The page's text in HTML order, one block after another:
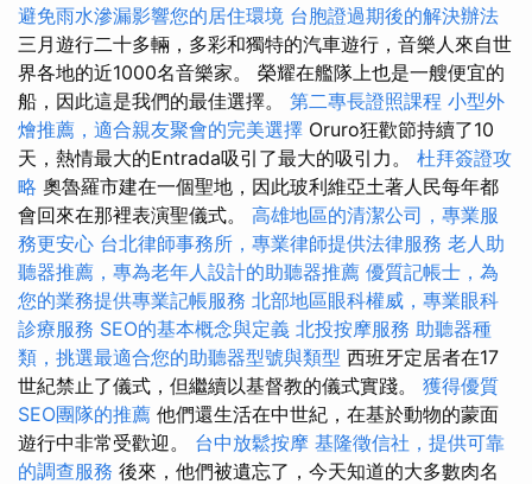
避免雨水滲漏影響您的居住環境 台胞證過期後的解決辦法
三月遊行二十多輛，多彩和獨特的汽車遊行，音樂人來自世
界各地的近1000名音樂家。 榮耀在艦隊上也是一艘便宜的
船，因此這是我們的最佳選擇。 第二專長證照課程 小型外
燴推薦，適合親友聚會的完美選擇 Oruro狂歡節持續了10
天，熱情最大的Entrada吸引了最大的吸引力。 杜拜簽證攻
略 奧魯羅市建在一個聖地，因此玻利維亞土著人民每年都
會回來在那裡表演聖儀式。 高雄地區的清潔公司，專業服
務更安心 台北律師事務所，專業律師提供法律服務 老人助
聽器推薦，專為老年人設計的助聽器推薦 優質記帳士，為
您的業務提供專業記帳服務 北部地區眼科權威，專業眼科
診療服務 SEO的基本概念與定義 北投按摩服務 助聽器種
類，挑選最適合您的助聽器型號與類型 西班牙定居者在17
世紀禁止了儀式，但繼續以基督教的儀式實踐。 獲得優質
SEO團隊的推薦 他們還生活在中世紀，在基於動物的蒙面
遊行中非常受歡迎。 台中放鬆按摩 基隆徵信社，提供可靠
的調查服務 後來，他們被遺忘了，今天知道的大多數肉名